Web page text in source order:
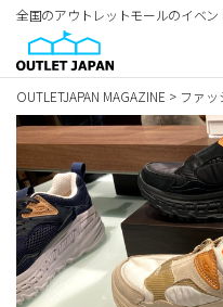
全国のアウトレットモールのイベ
OUTLETJAPAN MAGAZINE > ファッ